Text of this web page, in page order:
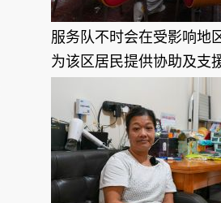
服务队不时会在受影响地
为该区居民提供协助及支